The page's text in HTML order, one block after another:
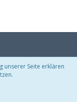
KittMedia
unserer Seite erklären